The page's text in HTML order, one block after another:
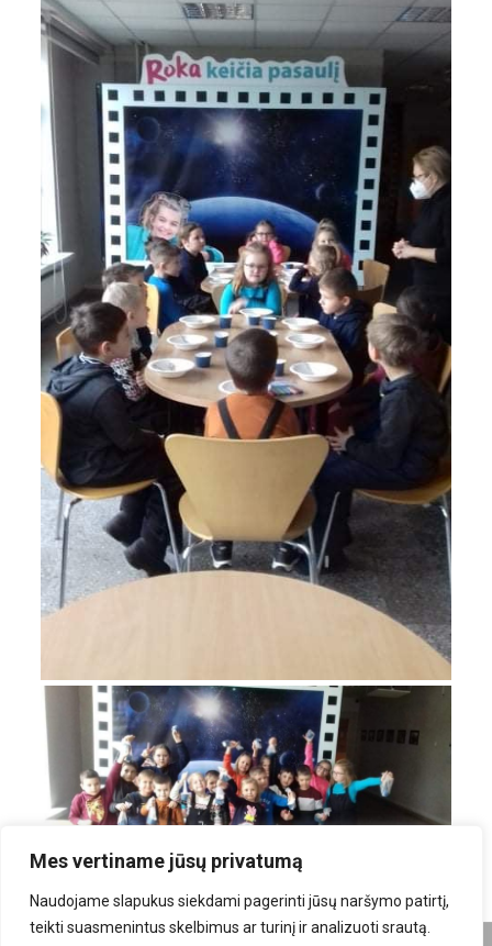
Mes vertiname jūsų privatumą
Naudojame slapukus siekdami pagerinti jūsų naršymo patirtį,
teikti suasmenintus skelbimus ar turinį ir analizuoti srautą.